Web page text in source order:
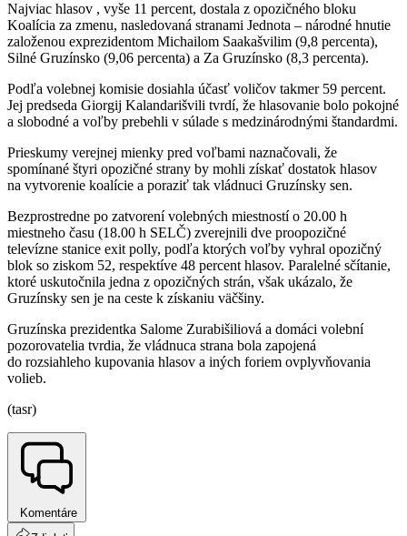
Najviac hlasov , vyše 11 percent, dostala z opozičného bloku
Koalícia za zmenu, nasledovaná stranami Jednota – národné hnutie
založenou exprezidentom Michailom Saakašvilim (9,8 percenta),
Silné Gruzínsko (9,06 percenta) a Za Gruzínsko (8,3 percenta).
Podľa volebnej komisie dosiahla účasť voličov takmer 59 percent.
Jej predseda Giorgij Kalandarišvili tvrdí, že hlasovanie bolo pokojné
a slobodné a voľby prebehli v súlade s medzinárodnými štandardmi.
Prieskumy verejnej mienky pred voľbami naznačovali, že
spomínané štyri opozičné strany by mohli získať dostatok hlasov
na vytvorenie koalície a poraziť tak vládnuci Gruzínsky sen.
Bezprostredne po zatvorení volebných miestností o 20.00 h
miestneho času (18.00 h SELČ) zverejnili dve proopozičné
televízne stanice exit polly, podľa ktorých voľby vyhral opozičný
blok so ziskom 52, respektíve 48 percent hlasov. Paralelné sčítanie,
ktoré uskutočnila jedna z opozičných strán, však ukázalo, že
Gruzínsky sen je na ceste k získaniu väčšiny.
Gruzínska prezidentka Salome Zurabišiliová a domáci volební
pozorovatelia tvrdia, že vládnuca strana bola zapojená
do rozsiahleho kupovania hlasov a iných foriem ovplyvňovania
volieb.
(tasr)
Komentáre